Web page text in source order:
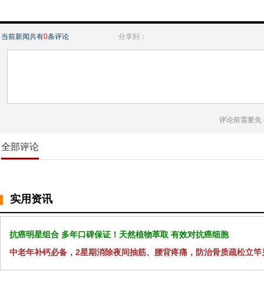
当前新闻共有0条评论 分享到：
评论前需要先
全部评论
实用资讯
抗癌明星组合 多年口碑保证！天然植物萃取 有效对抗癌细胞
中老年补钙必备，2星期消除夜间抽筋、腰背疼痛，防治骨质疏松立竿